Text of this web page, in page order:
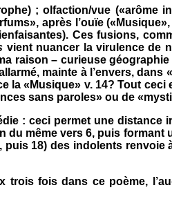
; olfaction/vue («arôme
après l’ouïe
Ces fusions,
vient nuancer la virulence de
raison – curieuse
mainte à l’envers, dans
la «Musique» v. 14? Tout
sans paroles» ou de
: ceci permet une distance
même vers 6, puis formant
18) des indolents
trois fois dans ce poème,